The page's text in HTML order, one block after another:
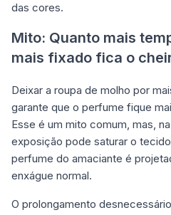
das cores.
Mito: Quanto mais
mais fixado fica o
Deixar a roupa de molho por
garante que o perfume fique
Esse é um mito comum, mas,
exposição pode saturar o
perfume do amaciante é
enxágue normal.
O prolongamento